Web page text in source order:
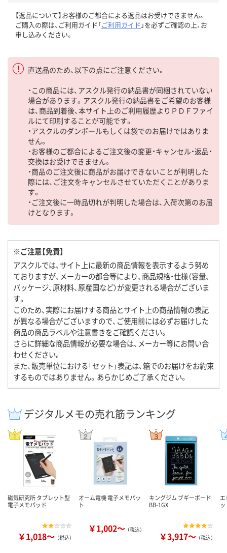
【返品について】お客様のご都合による返品はお受けできません。
ご購入の際は、ご利用ガイド「ご利用ガイド 」を必ずご確認の上、お
申し込みください。
直送品のため、以下の点にご注意ください。
・この商品には、アスクル発行の納品書が同梱されていない
場合があります。アスクル発行の納品書をご希望のお客様
は、商品到着後、本サイト上のご利用履歴よりＰＤＦファイ
ルにて印刷することが可能です。
・アスクルのダンボールもしくは袋でのお届けではありま
せん。
・お客様のご都合によるご注文後の変更・キャンセル・返品・
交換はお受けできません。
・商品のご注文後に商品がお届けできないことが判明した
際には、ご注文をキャンセルさせていただくことがありま
す。
・ご注文後に一時品切れが判明した場合は、入荷次第のお届
けとなります。
※ご注意【免責】
アスクルでは、サイト上に最新の商品情報を表示するよう努め
ておりますが、メーカーの都合等により、商品規格・仕様（容量、
パッケージ、原材料、原産国など）が変更される場合がございま
す。
このため、実際にお届けする商品とサイト上の商品情報の表記
が異なる場合がございますので、ご使用前には必ずお届けした
商品の商品ラベルや注意書きをご確認ください。
さらに詳細な商品情報が必要な場合は、メーカー等にお問い合
わせください。
また、販売単位における「セット」表記は、箱でのお届けをお約束
するものではありません。あらかじめご了承ください。
デジタルメモの売れ筋ランキング
磁気研究所 タブレット型
電子メモパッド
￥1,018～ （税込）
オーム電機 電子メモパッ
ト
￥1,002～ （税込）
キングジム ブギーボード
BB-1GX
￥3,917～ （税込）